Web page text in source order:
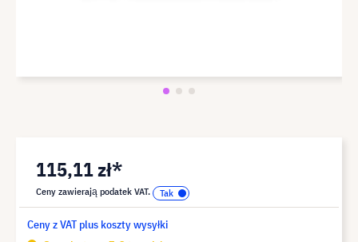
115,11 zł*
Ceny zawierają podatek VAT.
Ceny z VAT plus koszty wysyłki